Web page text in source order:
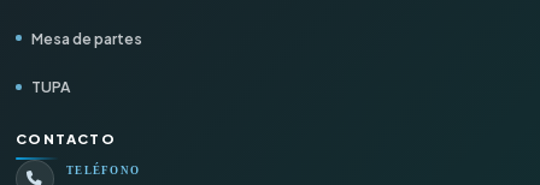
Mesa de partes
TUPA
CONTACTO
TELÉFONO